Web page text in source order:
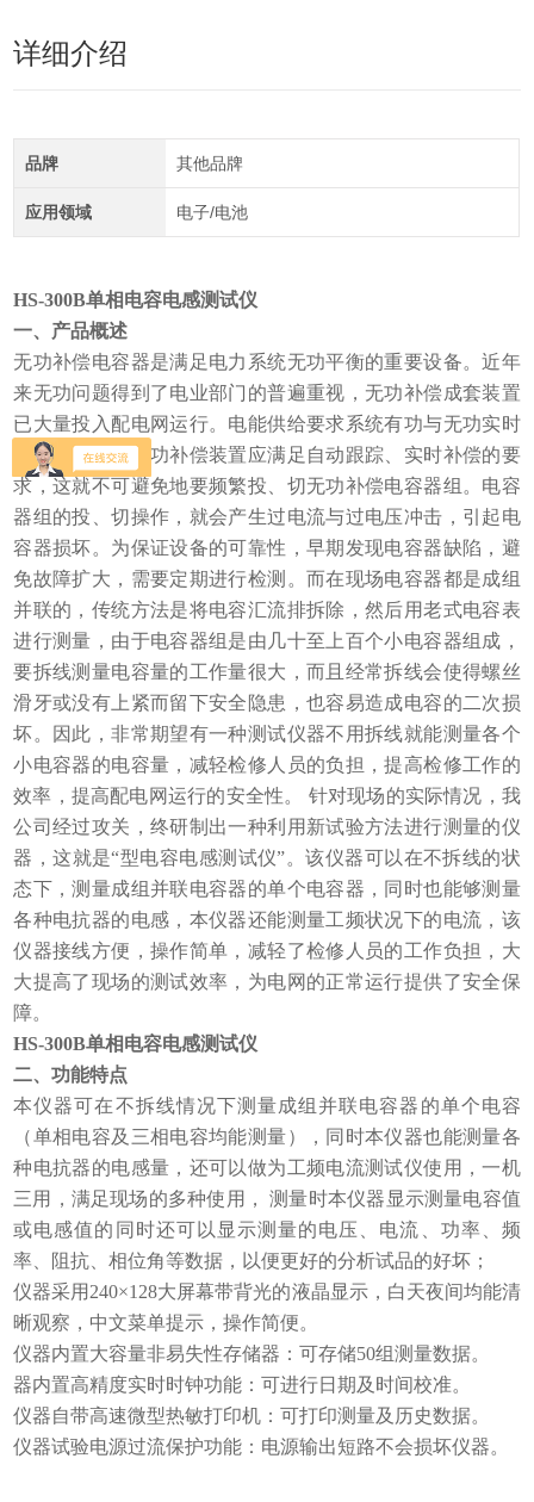
详细介绍
品牌 其他品牌
应用领域 电子/电池
HS-300B单相电容电感测试仪
一、产品概述
无功补偿电容器是满足电力系统无功平衡的重要设备。近年
来无功问题得到了电业部门的普遍重视，无功补偿成套装置
已大量投入配电网运行。电能供给要求系统有功与无功实时
平衡。因此，无功补偿装置应满足自动跟踪、实时补偿的要
求，这就不可避免地要频繁投、切无功补偿电容器组。电容
器组的投、切操作，就会产生过电流与过电压冲击，引起电
容器损坏。为保证设备的可靠性，早期发现电容器缺陷，避
免故障扩大，需要定期进行检测。而在现场电容器都是成组
并联的，传统方法是将电容汇流排拆除，然后用老式电容表
进行测量，由于电容器组是由几十至上百个小电容器组成，
要拆线测量电容量的工作量很大，而且经常拆线会使得螺丝
滑牙或没有上紧而留下安全隐患，也容易造成电容的二次损
坏。因此，非常期望有一种测试仪器不用拆线就能测量各个
小电容器的电容量，减轻检修人员的负担，提高检修工作的
效率，提高配电网运行的安全性。 针对现场的实际情况，我
公司经过攻关，终研制出一种利用新试验方法进行测量的仪
器，这就是“型电容电感测试仪”。该仪器可以在不拆线的状
态下，测量成组并联电容器的单个电容器，同时也能够测量
各种电抗器的电感，本仪器还能测量工频状况下的电流，该
仪器接线方便，操作简单，减轻了检修人员的工作负担，大
大提高了现场的测试效率，为电网的正常运行提供了安全保
障。
HS-300B单相电容电感测试仪
二、功能特点
本仪器可在不拆线情况下测量成组并联电容器的单个电容
（单相电容及三相电容均能测量），同时本仪器也能测量各
种电抗器的电感量，还可以做为工频电流测试仪使用，一机
三用，满足现场的多种使用， 测量时本仪器显示测量电容值
或电感值的同时还可以显示测量的电压、电流、功率、频
率、阻抗、相位角等数据，以便更好的分析试品的好坏；
仪器采用240×128大屏幕带背光的液晶显示，白天夜间均能清
晰观察，中文菜单提示，操作简便。
仪器内置大容量非易失性存储器：可存储50组测量数据。
器内置高精度实时时钟功能：可进行日期及时间校准。
仪器自带高速微型热敏打印机：可打印测量及历史数据。
仪器试验电源过流保护功能：电源输出短路不会损坏仪器。